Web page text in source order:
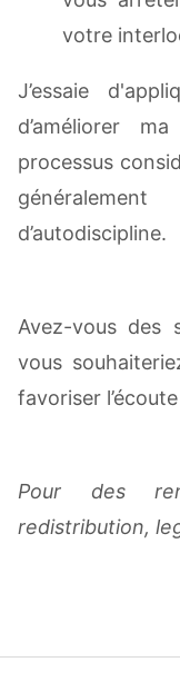
votre
J’essaie
d’améliorer
processus
d’autodiscipline.
Avez-vous des
vous
favoriser
Pour des
redistribution,